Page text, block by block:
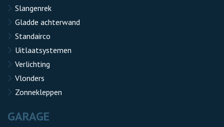
Slangenrek
Gladde achterwand
Standairco
Uitlaatsystemen
Verlichting
Vlonders
Zonnekleppen
GARAGE